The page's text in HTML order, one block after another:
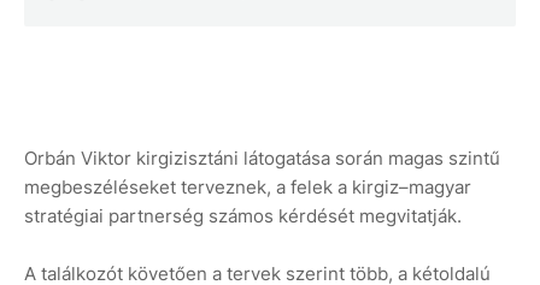
Orbán Viktor kirgizisztáni látogatása során magas szintű
megbeszéléseket terveznek, a felek a kirgiz–magyar
stratégiai partnerség számos kérdését megvitatják.
A találkozót követően a tervek szerint több, a kétoldalú